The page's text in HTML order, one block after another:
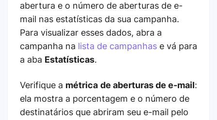
abertura e o número de aberturas de e-
mail nas estatísticas da sua campanha.
Para visualizar esses dados, abra a
campanha na lista de campanhas e vá para
a aba Estatísticas.
Verifique a métrica de aberturas de e-mail:
ela mostra a porcentagem e o número de
destinatários que abriram seu e-mail pelo